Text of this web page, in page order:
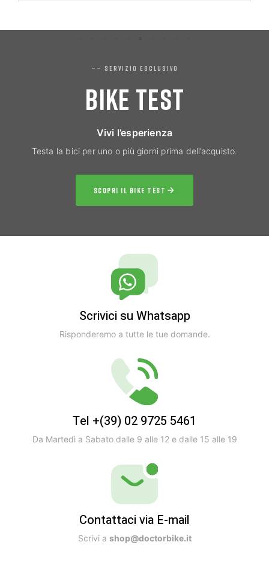
—— SERVIZIO ESCLUSIVO
BIKE TEST
Vivi l’esperienza
Testa la bici per uno o più giorni prima dell’acquisto.
SCOPRI IL BIKE TEST
Scrivici su Whatsapp
Risponderemo a tutte le tue domande.
Tel +(39) 02 9725 5461
Da Martedì a Sabato dalle 9 alle 12 e dalle 15 alle 19
Contattaci via E-mail
Scrivi a shop@doctorbike.it